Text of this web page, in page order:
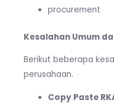
procurement
Kesalahan Umum
Berikut beberapa
perusahaan.
Copy Paste